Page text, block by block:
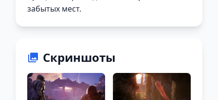
забытых мест.
Скриншоты